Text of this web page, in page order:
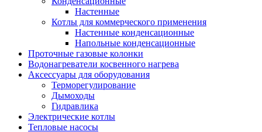
Настенные
Котлы для коммерческого применения
Настенные конденсационные
Напольные конденсационные
Проточные газовые колонки
Водонагреватели косвенного нагрева
Аксессуары для оборудования
Терморегулирование
Дымоходы
Гидравлика
Электрические котлы
Тепловые насосы